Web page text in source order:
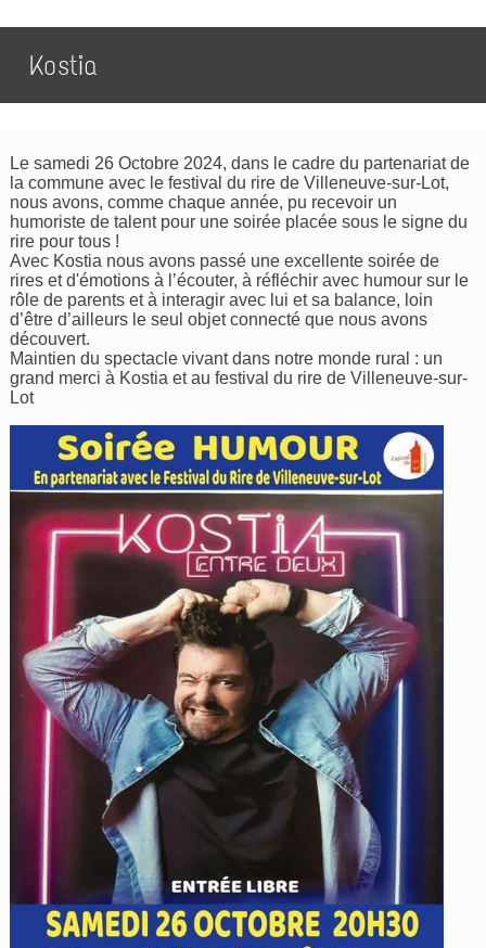
Kostia
Le samedi 26 Octobre 2024, dans le cadre du partenariat de
la commune avec le festival du rire de Villeneuve-sur-Lot,
nous avons, comme chaque année, pu recevoir un
humoriste de talent pour une soirée placée sous le signe du
rire pour tous !
Avec Kostia nous avons passé une excellente soirée de
rires et d'émotions à l’écouter, à réfléchir avec humour sur le
rôle de parents et à interagir avec lui et sa balance, loin
d’être d’ailleurs le seul objet connecté que nous avons
découvert.
Maintien du spectacle vivant dans notre monde rural : un
grand merci à Kostia et au festival du rire de Villeneuve-sur-
Lot